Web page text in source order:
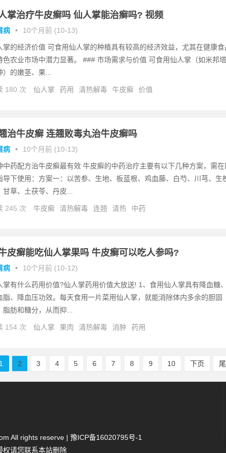
掌治疗牛皮癣吗 仙人掌能治癣吗? 视频
病 • 10个月前 (10-13)
掌的经济价值 可食用仙人掌的种植具有较高的经济效益，尤其在健康食
色农业市场中潜力显著。 ### 市场需求与价值 可食用仙人掌（如米邦塔
）的嫩茎、果...
180 次 仙人掌 药用 清热解毒 牛皮癣 价值
治牛皮癣 连翘败毒丸治牛皮癣吗
病 • 10个月前 (10-13)
中药配方治牛皮癣最有效 牛皮癣的中药治疗主要有以下几种方案，需在
导下使用：方案一：以苦参、生地、板蓝根、鸡血藤、白芍、川芎、生
甘草、土茯苓、丹皮...
245 次 牛皮癣 清热解毒 连翘 清热 中药
皮癣能吃仙人掌果吗 牛皮癣可以吃人参吗?
病 • 10个月前 (10-12)
掌有什么药用价值?仙人掌药用价值大放送! 1、食用仙人掌具有降血糖、
脂、降血压功效。每天食用一片菜用仙人掌，就能消除体内多余的胆固
脂肪和糖分，从而抑...
154 次 仙人掌 果肉 清热解毒 消肿 药用
1 2 3 4 5 6 7 8 9 10 下页
All rights reserve | 豫ICP备16020795号-1
权请您联系本站删除